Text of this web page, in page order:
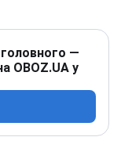
—
OBOZ.UA у